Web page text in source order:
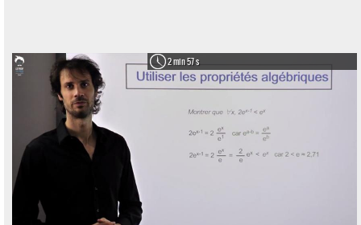
2 min 57 s